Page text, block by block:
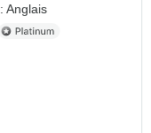
Anglais